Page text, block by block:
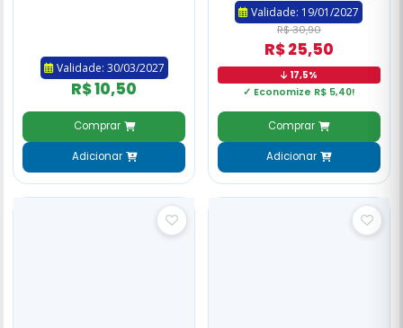
Validade: 30/03/2027
R$ 10,50
Comprar
Adicionar
Validade: 19/01/2027
R$ 30,90
R$ 25,50
17,5%
✓ Economize R$ 5,40!
Comprar
Adicionar